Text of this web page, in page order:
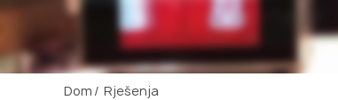
Dom Rješenja